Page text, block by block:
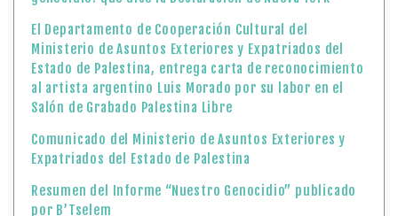
El Departamento de Cooperación Cultural del
Ministerio de Asuntos Exteriores y Expatriados del
Estado de Palestina, entrega carta de reconocimiento
al artista argentino Luis Morado por su labor en el
Salón de Grabado Palestina Libre
Comunicado del Ministerio de Asuntos Exteriores y
Expatriados del Estado de Palestina
Resumen del Informe “Nuestro Genocidio” publicado
por B’Tselem